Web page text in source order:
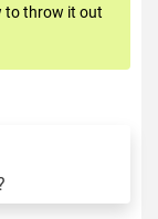
to throw it out